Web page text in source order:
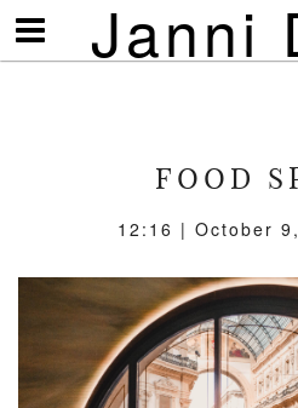
Janni
Visa/göm
meny
FOOD
12:16 | October